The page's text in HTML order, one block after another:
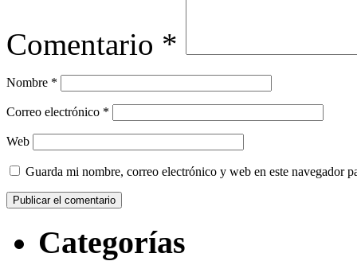
Comentario *
Nombre *
Correo electrónico *
Web
Guarda mi nombre, correo electrónico y web en este navegador
Categorías